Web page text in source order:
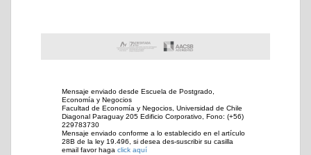
Mensaje enviado desde Escuela de Postgrado,
Economía y Negocios
Facultad de Economía y Negocios, Universidad de Chile
Diagonal Paraguay 205 Edificio Corporativo, Fono: (+56)
229783730
Mensaje enviado conforme a lo establecido en el artículo
28B de la ley 19.496, si desea des-suscribir su casilla
email favor haga click aquí